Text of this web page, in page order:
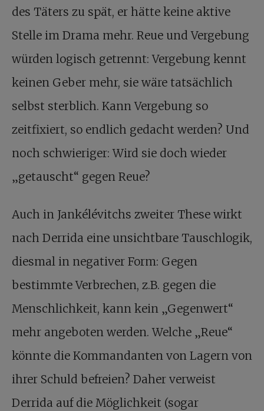
des Täters zu spät, er hätte keine aktive
Stelle im Drama mehr. Reue und Vergebung
würden logisch getrennt: Vergebung kennt
keinen Geber mehr, sie wäre tatsächlich
selbst sterblich. Kann Vergebung so
zeitfixiert, so endlich gedacht werden? Und
noch schwieriger: Wird sie doch wieder
„getauscht“ gegen Reue?
Auch in Jankélévitchs zweiter These wirkt
nach Derrida eine unsichtbare Tauschlogik,
diesmal in negativer Form: Gegen
bestimmte Verbrechen, z.B. gegen die
Menschlichkeit, kann kein „Gegenwert“
mehr angeboten werden. Welche „Reue“
könnte die Kommandanten von Lagern von
ihrer Schuld befreien? Daher verweist
Derrida auf die Möglichkeit (sogar